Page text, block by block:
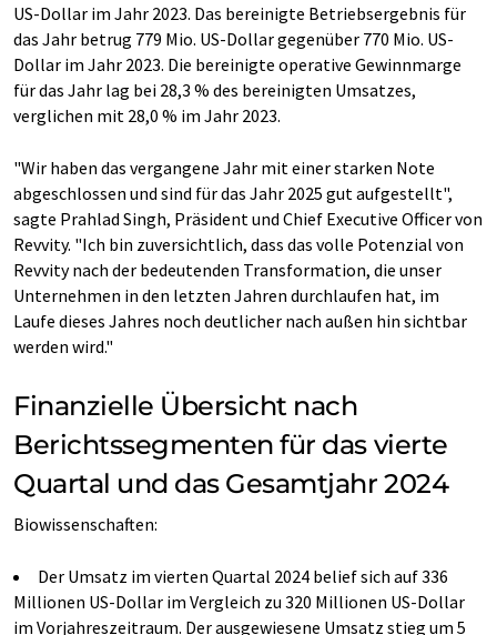
US-Dollar im Jahr 2023. Das bereinigte Betriebsergebnis für
das Jahr betrug 779 Mio. US-Dollar gegenüber 770 Mio. US-
Dollar im Jahr 2023. Die bereinigte operative Gewinnmarge
für das Jahr lag bei 28,3 % des bereinigten Umsatzes,
verglichen mit 28,0 % im Jahr 2023.
"Wir haben das vergangene Jahr mit einer starken Note
abgeschlossen und sind für das Jahr 2025 gut aufgestellt",
sagte Prahlad Singh, Präsident und Chief Executive Officer von
Revvity. "Ich bin zuversichtlich, dass das volle Potenzial von
Revvity nach der bedeutenden Transformation, die unser
Unternehmen in den letzten Jahren durchlaufen hat, im
Laufe dieses Jahres noch deutlicher nach außen hin sichtbar
werden wird."
Finanzielle Übersicht nach
Berichtssegmenten für das vierte
Quartal und das Gesamtjahr 2024
Biowissenschaften:
Der Umsatz im vierten Quartal 2024 belief sich auf 336
Millionen US-Dollar im Vergleich zu 320 Millionen US-Dollar
im Vorjahreszeitraum. Der ausgewiesene Umsatz stieg um 5